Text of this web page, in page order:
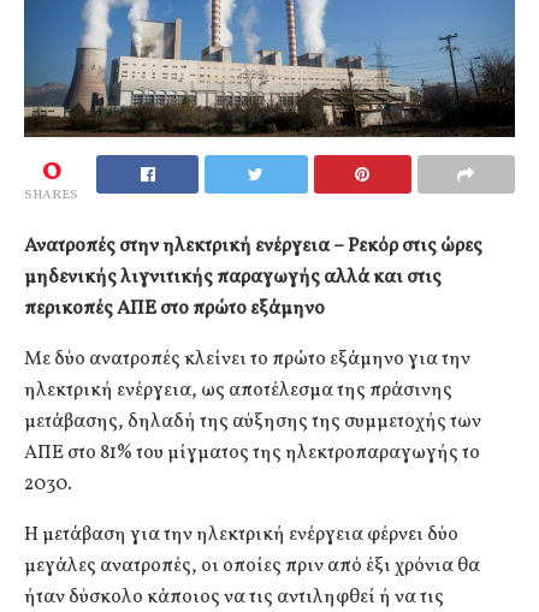
0
SHARES
Ανατροπές στην ηλεκτρική ενέργεια – Ρεκόρ στις ώρες
μηδενικής λιγνιτικής παραγωγής αλλά και στις
περικοπές ΑΠΕ στο πρώτο εξάμηνο
Με δύο ανατροπές κλείνει το πρώτο εξάμηνο για την
ηλεκτρική ενέργεια, ως αποτέλεσμα της πράσινης
μετάβασης, δηλαδή της αύξησης της συμμετοχής των
ΑΠΕ στο 81% του μίγματος της ηλεκτροπαραγωγής το
2030.
Η μετάβαση για την ηλεκτρική ενέργεια φέρνει δύο
μεγάλες ανατροπές, οι οποίες πριν από έξι χρόνια θα
ήταν δύσκολο κάποιος να τις αντιληφθεί ή να τις